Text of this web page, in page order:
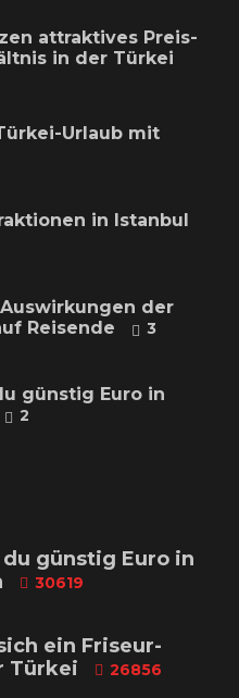
attraktives Preis-
in der Türkei
Urlaub mit
in Istanbul
der
Reisende
3
günstig Euro in
2
günstig Euro in
30619
ein Friseur-
Türkei
26856